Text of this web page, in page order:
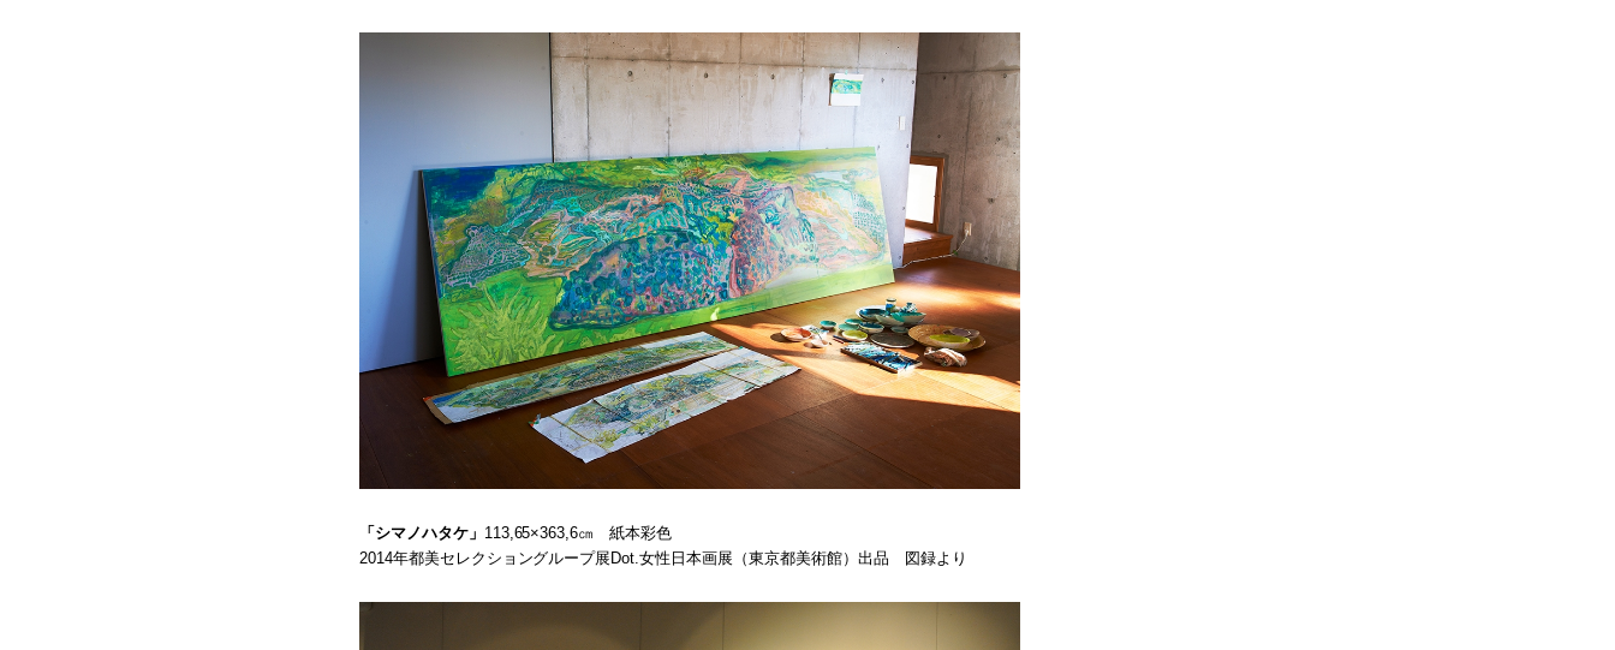
「シマノハタケ」 113,65×363,6㎝ 紙本彩色
2014年都美セレクショングループ展Dot.女性日本画展（東京都美術館）出品 図録より